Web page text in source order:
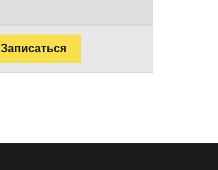
Записаться